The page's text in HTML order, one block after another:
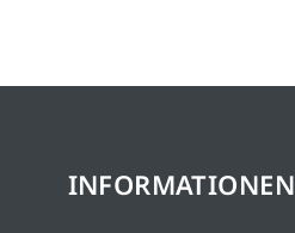
INFORMATIONEN